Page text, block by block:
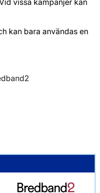
kan bara användas en